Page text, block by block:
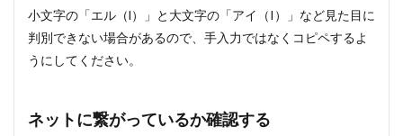
小文字の「エル（l）」と大文字の「アイ（I）」など見た目に
判別できない場合があるので、手入力ではなくコピペするよ
うにしてください。
ネットに繋がっているか確認する